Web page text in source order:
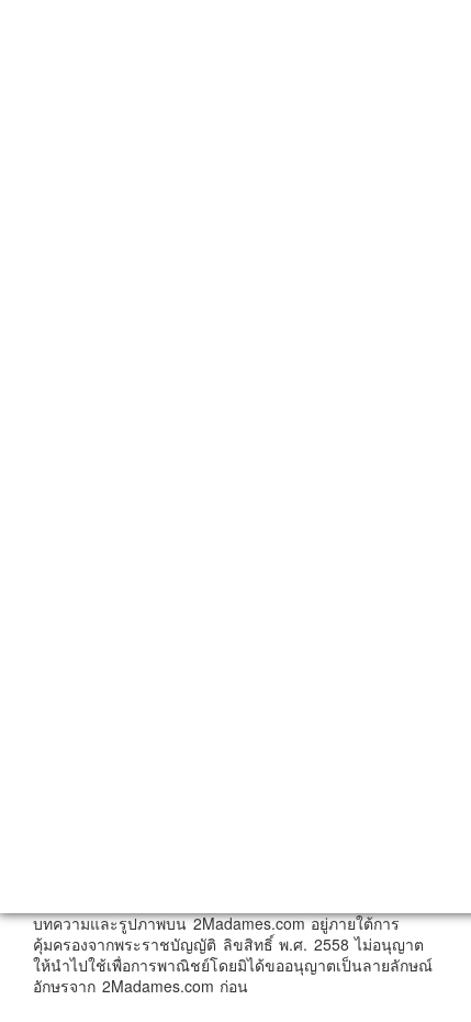
บทความและรูปภาพบน 2Madames.com อยู่ภายใต้การ
คุ้มครองจากพระราชบัญญัติ ลิขสิทธิ์ พ.ศ. 2558 ไม่อนุญาต
ให้นำไปใช้เพื่อการพาณิชย์โดยมิได้ขออนุญาตเป็นลายลักษณ์
อักษรจาก 2Madames.com ก่อน